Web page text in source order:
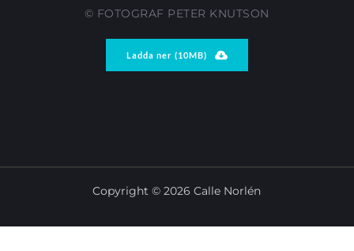
© FOTOGRAF PETER KNUTSON
Ladda ner (10MB)
Copyright © 2026 Calle Norlén